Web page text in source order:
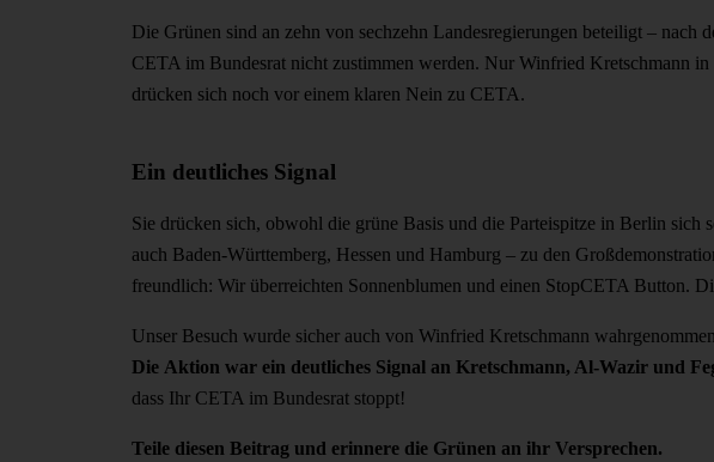
Die Grünen sind an zehn von sechzehn Landesregierungen beteiligt – nach
CETA im Bundesrat nicht zustimmen werden. Nur Winfried Kretschmann
drücken sich noch vor einem klaren Nein zu CETA.
Ein deutliches Signal
Sie drücken sich, obwohl die grüne Basis und die Parteispitze in Berlin sich
auch Baden-Württemberg, Hessen und Hamburg – zu den
freundlich: Wir überreichten Sonnenblumen und einen StopCETA Button.
Unser Besuch wurde sicher auch von Winfried Kretschmann
Die Aktion war ein deutliches Signal an Kretschmann, Al-Wazir und
dass Ihr CETA im Bundesrat stoppt!
Teile diesen Beitrag und erinnere die Grünen an ihr Versprechen.